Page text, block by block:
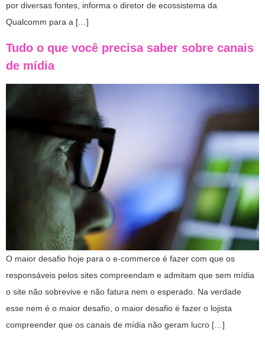
por diversas fontes, informa o diretor de ecossistema da
Qualcomm para a […]
Tudo o que você precisa saber sobre canais
de mídia
O maior desafio hoje para o e-commerce é fazer com que os
responsáveis pelos sites compreendam e admitam que sem mídia
o site não sobrevive e não fatura nem o esperado. Na verdade
esse nem é o maior desafio, o maior desafio é fazer o lojista
compreender que os canais de mídia não geram lucro […]